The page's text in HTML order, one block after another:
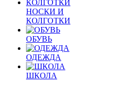
НОСКИ И
КОЛГОТКИ
ОБУВЬ
ОДЕЖДА
ШКОЛА